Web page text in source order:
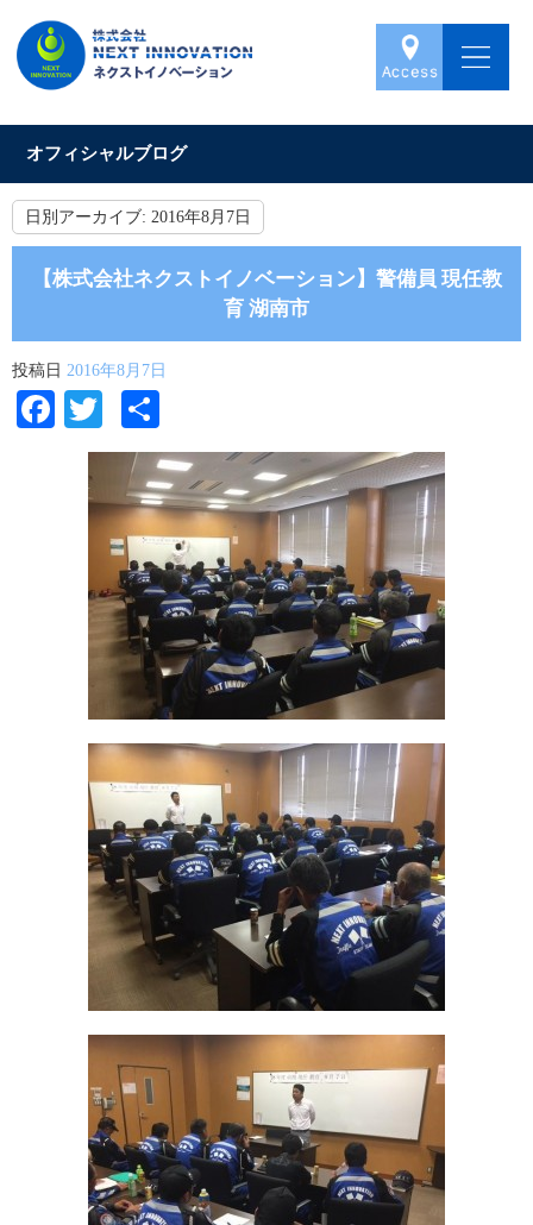
オフィシャルブログ
日別アーカイブ: 2016年8月7日
【株式会社ネクストイノベーション】警備員 現任教
育 湖南市
投稿日 2016年8月7日
Facebook
Twitter
有